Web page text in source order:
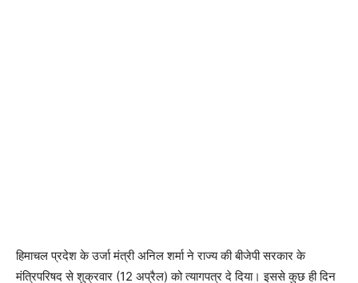
हिमाचल प्रदेश के उर्जा मंत्री अनिल शर्मा ने राज्य की बीजेपी सरकार के
मंत्रिपरिषद से शुक्रवार (12 अप्रैल) को त्यागपत्र दे दिया। इससे कुछ ही दिन